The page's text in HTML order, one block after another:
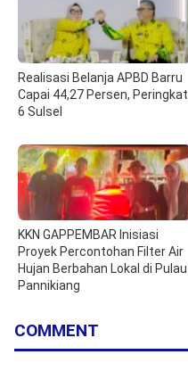
Realisasi Belanja APBD Barru
Capai 44,27 Persen, Peringkat
6 Sulsel
KKN GAPPEMBAR Inisiasi
Proyek Percontohan Filter Air
Hujan Berbahan Lokal di Pulau
Pannikiang
COMMENT